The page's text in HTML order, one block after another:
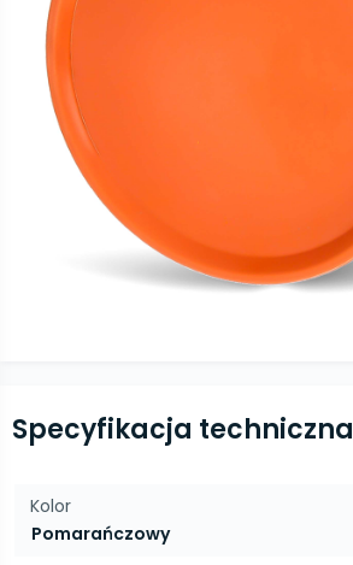
Specyfikacja techniczna
Kolor
Pomarańczowy